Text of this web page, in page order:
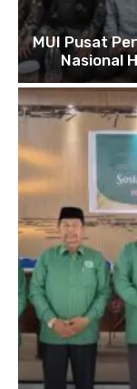
MUI Pusat
Nasional